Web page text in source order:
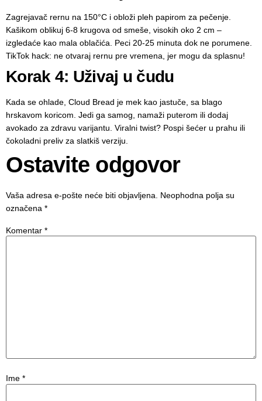
Zagrejavač rernu na 150°C i obloži pleh papirom za pečenje.
Kašikom oblikuj 6-8 krugova od smeše, visokih oko 2 cm –
izgledaće kao mala oblačića. Peci 20-25 minuta dok ne porumene.
TikTok hack: ne otvaraj rernu pre vremena, jer mogu da splasnu!
Korak 4: Uživaj u čudu
Kada se ohlade, Cloud Bread je mek kao jastuče, sa blago
hrskavom koricom. Jedi ga samog, namaži puterom ili dodaj
avokado za zdravu varijantu. Viralni twist? Pospi šećer u prahu ili
čokoladni preliv za slatkiš verziju.
Ostavite odgovor
Vaša adresa e-pošte neće biti objavljena.
Neophodna polja su
označena *
Komentar *
Ime *